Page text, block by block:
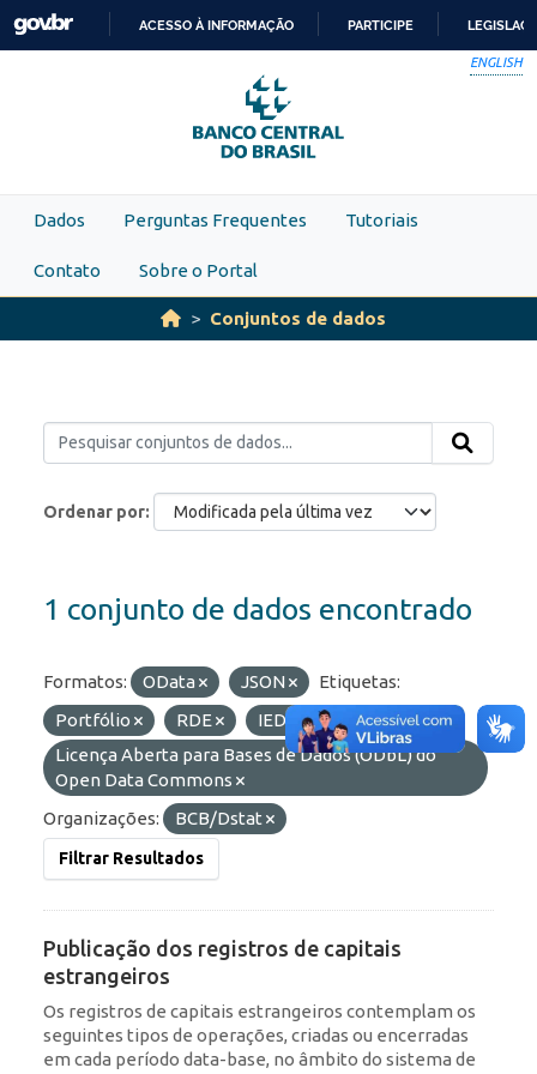
Skip to main content
PARA
O
CONTEÚDO
ACESSO À INFORMAÇÃO PARTICIPE
ENGLISH
Dados Perguntas Frequentes Tutoriais
Contato Sobre o Portal
Conjuntos de dados
Ordenar por
1 conjunto de dados encontrado
Formatos: OData JSON
Etiquetas:
Portfólio
RDE IED
Licenças:
Licença Aberta para Bases de Dados (ODbL) do
Open Data Commons
Organizações:
BCB/Dstat
Filtrar Resultados
Publicação dos registros de capitais
estrangeiros
Os registros de capitais estrangeiros contemplam os
seguintes tipos de operações, criadas ou encerradas
em cada período data-base, no âmbito do sistema de